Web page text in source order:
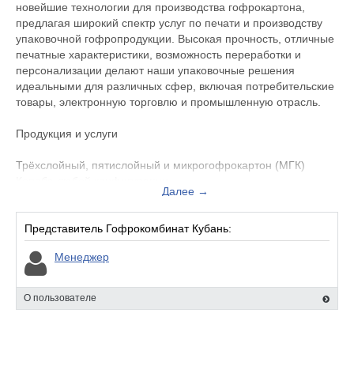
новейшие технологии для производства гофрокартона,
предлагая широкий спектр услуг по печати и производству
упаковочной гофропродукции. Высокая прочность, отличные
печатные характеристики, возможность переработки и
персонализации делают наши упаковочные решения
идеальными для различных сфер, включая потребительские
товары, электронную торговлю и промышленную отрасль.
Продукция и услуги
Трёхслойный, пятислойный и микрогофрокартон (МГК)
Транспортные и паллетные ящики
Лотки для овощей, фруктов, ягод, мяса, птицы и рыбы
Влагостойкая гофроупаковка
Гофроизделия сложной высечки
Комплектующие для гофроупаковки
SRP-упаковка
Флексопечать до четырёх цветов
Логистика и доставка
Далее →
Представитель Гофрокомбинат Кубань:
Менеджер
О пользователе